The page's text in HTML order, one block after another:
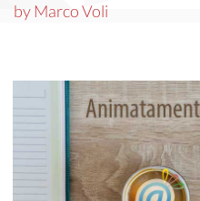
by Marco Voli